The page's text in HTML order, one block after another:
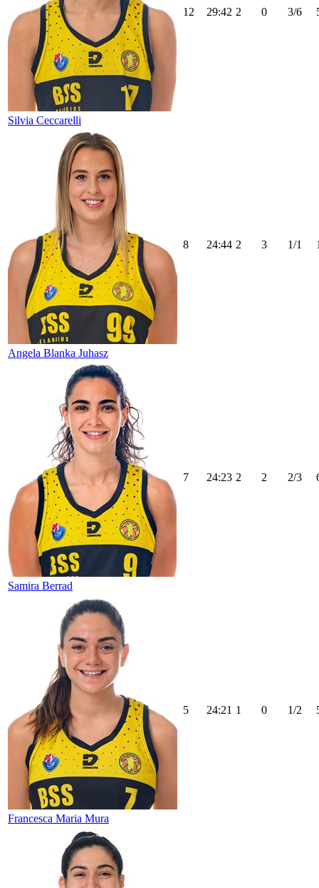
Silvia Ceccarelli
12 29:42 2 0 3/6
Angela Blanka Juhasz
8 24:44 2 3 1/1
Samira Berrad
7 24:23 2 2 2/3
Francesca Maria Mura
5 24:21 1 0 1/2